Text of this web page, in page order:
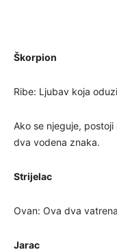
Škorpion
Ribe: Ljubav koja
Ako se njeguje,
dva vodena znaka.
Strijelac
Ovan: Ova dva
Jarac